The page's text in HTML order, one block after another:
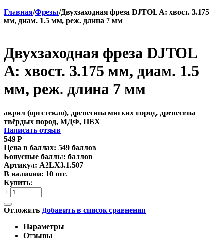
Главная/Фрезы/Двухзаходная фреза DJTOL A: хвост. 3.175
мм, диам. 1.5 мм, реж. длина 7 мм
Двухзаходная фреза DJTOL
A: хвост. 3.175 мм, диам. 1.5
мм, реж. длина 7 мм
акрил (оргстекло), древесина мягких пород, древесина
твёрдых пород, МДФ, ПВХ
Написать отзыв
549 Р
Цена в баллах: 549 баллов
Бонусные баллы: баллов
Артикул: A2LX3.1.507
В наличии: 10 шт.
Купить:
+
−
Отложить Добавить в список сравнения
Параметры
Отзывы